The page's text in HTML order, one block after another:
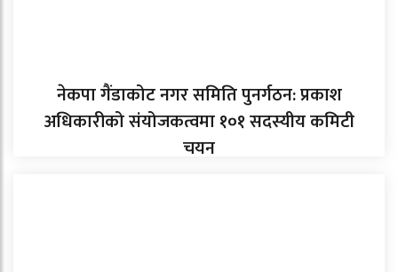
नेकपा गैंडाकोट नगर समिति पुनर्गठन: प्रकाश
अधिकारीको संयोजकत्वमा १०१ सदस्यीय कमिटी
चयन